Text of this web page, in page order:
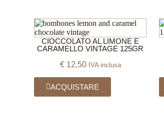
CIOCCOLATO AL LIMONE E
CARAMELLO VINTAGE 125GR
€12,50 IVA inclusa
ACQUISTARE